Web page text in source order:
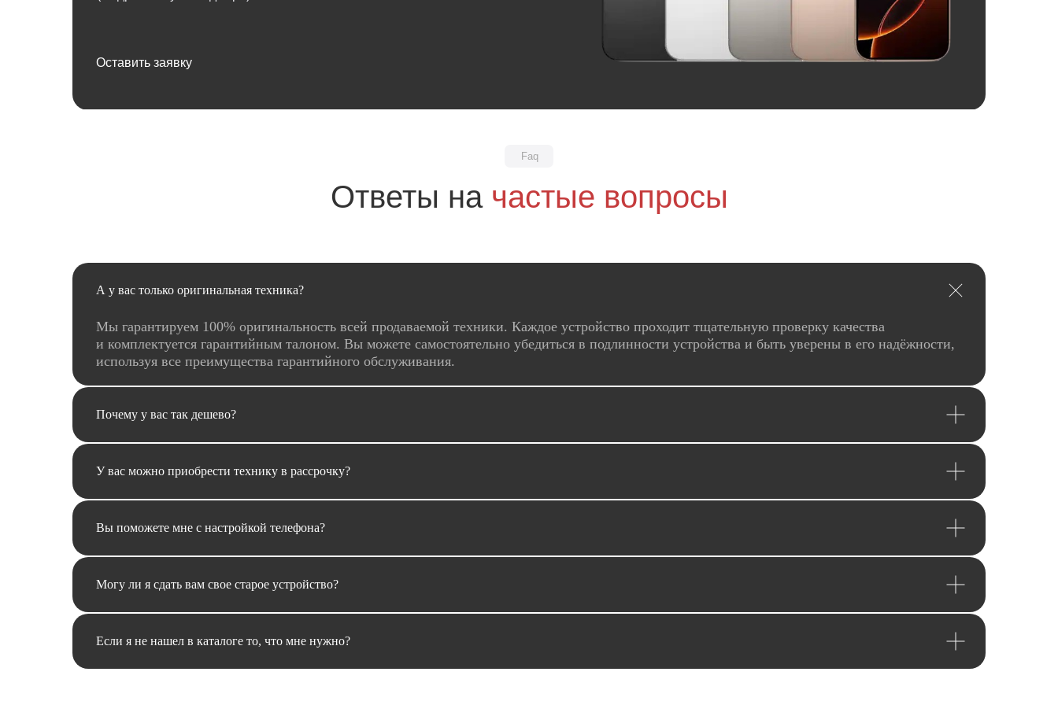
Оставить заявку
Ответы на частые вопросы
Faq
А у вас только оригинальная техника?
Мы гарантируем 100% оригинальность всей продаваемой техники. Каждое устройство проходит тщательную проверку качества
и комплектуется гарантийным талоном. Вы можете самостоятельно убедиться в подлинности устройства и быть уверены в его надёжности,
используя все преимущества гарантийного обслуживания.
Почему у вас так дешево?
У вас можно приобрести технику в рассрочку?
Вы поможете мне с настройкой телефона?
Могу ли я сдать вам свое старое устройство?
Если я не нашел в каталоге то, что мне нужно?